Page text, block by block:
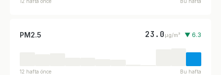
PM2.5 23.0 µg/m³ ▼ 6.3
12 hafta önce Bu hafta